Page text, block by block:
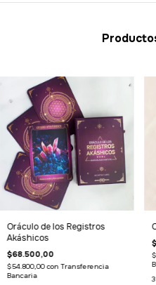
Oráculo de los Registros
Akáshicos
$68.500,00
$54.800,00con Transferencia
Bancaria
3